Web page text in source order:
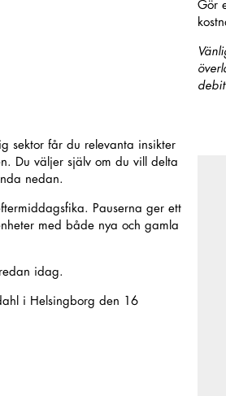
sektor får du relevanta insikter
Du väljer själv om du vill delta
nedan.
Pauserna ger ett
med både nya och gamla
idag.
i Helsingborg den 16
Gör